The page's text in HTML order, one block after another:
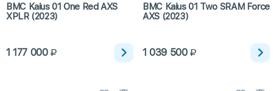
BMC Kaius 01 One Red AXS
XPLR (2023)
1 177 000
BMC Kaius 01 Two SRAM Force
AXS (2023)
1 039 500